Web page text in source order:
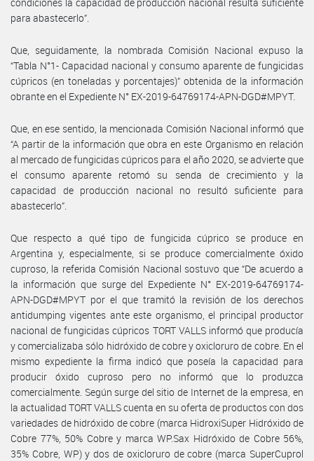
para abastecerlo”.
Que, seguidamente, la nombrada Comisión Nacional expuso la
“Tabla N°1- Capacidad nacional y consumo aparente de fungicidas
cúpricos (en toneladas y porcentajes)” obtenida de la información
obrante en el Expediente N° EX-2019-64769174-APN-DGD#MPYT.
Que, en ese sentido, la mencionada Comisión Nacional informó que
“A partir de la información que obra en este Organismo en relación
al mercado de fungicidas cúpricos para el año 2020, se advierte que
el consumo aparente retomó su senda de crecimiento y la
capacidad de producción nacional no resultó suficiente para
abastecerlo”.
Que respecto a qué tipo de fungicida cúprico se produce en
Argentina y, especialmente, si se produce comercialmente óxido
cuproso, la referida Comisión Nacional sostuvo que “De acuerdo a
la información que surge del Expediente N° EX-2019-64769174-
APN-DGD#MPYT por el que tramitó la revisión de los derechos
antidumping vigentes ante este organismo, el principal productor
nacional de fungicidas cúpricos TORT VALLS informó que producía
y comercializaba sólo hidróxido de cobre y oxicloruro de cobre. En el
mismo expediente la firma indicó que poseía la capacidad para
producir óxido cuproso pero no informó que lo produzca
comercialmente. Según surge del sitio de Internet de la empresa, en
la actualidad TORT VALLS cuenta en su oferta de productos con dos
variedades de hidróxido de cobre (marca HidroxiSuper Hidróxido de
Cobre 77%, 50% Cobre y marca WP.Sax Hidróxido de Cobre 56%,
35% Cobre, WP) y dos de oxicloruro de cobre (marca SuperCuprol